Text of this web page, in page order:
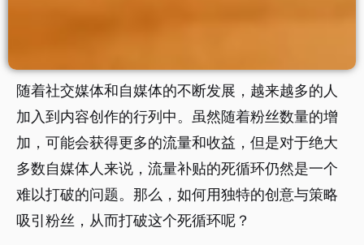
随着社交媒体和自媒体的不断发展，越来越多的人
加入到内容创作的行列中。虽然随着粉丝数量的增
加，可能会获得更多的流量和收益，但是对于绝大
多数自媒体人来说，流量补贴的死循环仍然是一个
难以打破的问题。那么，如何用独特的创意与策略
吸引粉丝，从而打破这个死循环呢？